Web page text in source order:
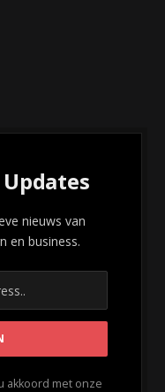
nieuws van
en business.
akkoord met onze